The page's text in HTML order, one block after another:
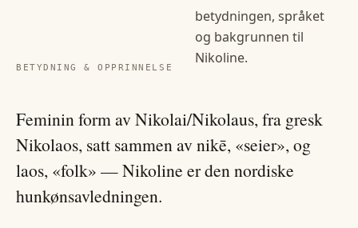
BETYDNING & OPPRINNELSE
betydningen, språket
og bakgrunnen til
Nikoline.
Feminin form av Nikolai/Nikolaus, fra gresk
Nikolaos, satt sammen av nikē, «seier», og
laos, «folk» — Nikoline er den nordiske
hunkønsavledningen.